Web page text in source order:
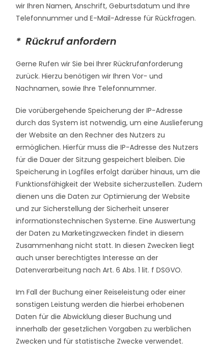
wir Ihren Namen, Anschrift, Geburtsdatum und Ihre
Telefonnummer und E-Mail-Adresse für Rückfragen.
* Rückruf anfordern
Gerne Rufen wir Sie bei Ihrer Rückrufanforderung
zurück. Hierzu benötigen wir Ihren Vor- und
Nachnamen, sowie Ihre Telefonnummer.
Die vorübergehende Speicherung der IP-Adresse
durch das System ist notwendig, um eine Auslieferung
der Website an den Rechner des Nutzers zu
ermöglichen. Hierfür muss die IP-Adresse des Nutzers
für die Dauer der Sitzung gespeichert bleiben. Die
Speicherung in Logfiles erfolgt darüber hinaus, um die
Funktionsfähigkeit der Website sicherzustellen. Zudem
dienen uns die Daten zur Optimierung der Website
und zur Sicherstellung der Sicherheit unserer
informationstechnischen Systeme. Eine Auswertung
der Daten zu Marketingzwecken findet in diesem
Zusammenhang nicht statt. In diesen Zwecken liegt
auch unser berechtigtes Interesse an der
Datenverarbeitung nach Art. 6 Abs. 1 lit. f DSGVO.
Im Fall der Buchung einer Reiseleistung oder einer
sonstigen Leistung werden die hierbei erhobenen
Daten für die Abwicklung dieser Buchung und
innerhalb der gesetzlichen Vorgaben zu werblichen
Zwecken und für statistische Zwecke verwendet.